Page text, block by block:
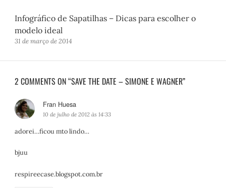
Infográfico de Sapatilhas – Dicas para escolher o
modelo ideal
31 de março de 2014
2 COMMENTS ON “SAVE THE DATE – SIMONE E WAGNER”
Fran Huesa
i
s
10 de julho de 2012 às 14:33
adorei…ficou mto lindo…
bjuu
respireecase.blogspot.com.br